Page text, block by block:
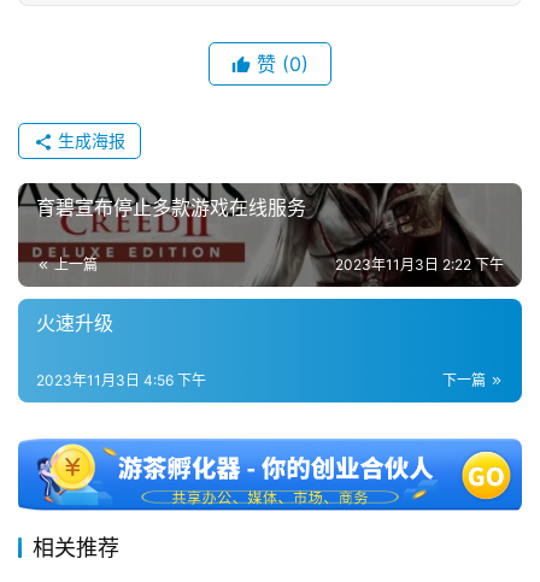
国
)
赞 (0)
生成海报
育碧宣布停止多款游戏在线服务
上一篇 2023年11月3日 2:22 下午
火速升级
下一篇
2023年11月3日 4:56 下午
相关推荐